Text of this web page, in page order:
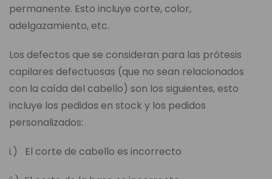
permanente. Esto incluye corte, color,
adelgazamiento, etc.
Los defectos que se consideran para las prótesis
capilares defectuosas (que no sean relacionados
con la caída del cabello) son los siguientes, esto
incluye los pedidos en stock y los pedidos
personalizados:
i.) El corte de cabello es incorrecto